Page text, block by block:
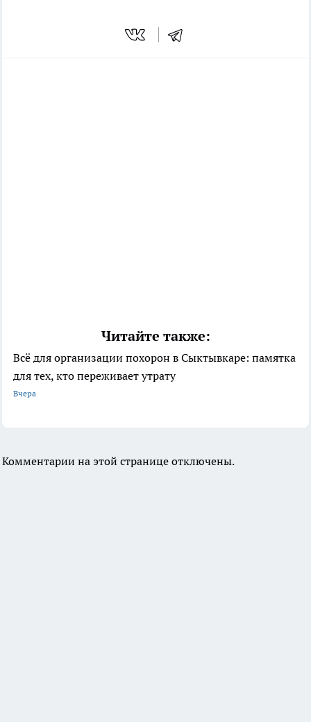
Читайте также:
Всё для организации похорон в Сыктывкаре: памятка
для тех, кто переживает утрату
Вчера
Комментарии на этой странице отключены.